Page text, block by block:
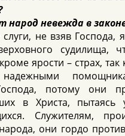
народ невежда в
не взяв Господа,
судилища,
ярости – страх, так
потому они
в Христа, пытаясь
Служителям,
они гордо